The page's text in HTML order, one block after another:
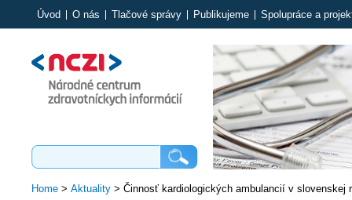
Úvod O nás Tlačové správy Publikujeme Spolupráce a
Home> Aktuality> Činnosť kardiologických ambulancií v slovenskej